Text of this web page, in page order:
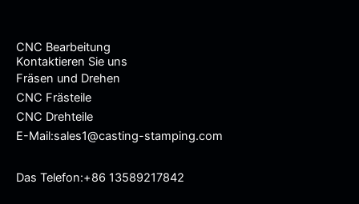
CNC Bearbeitung
Kontaktieren Sie uns
Fräsen und Drehen
CNC Frästeile
CNC Drehteile
E-Mail:sales1@casting-stamping.com
Das Telefon:+86 13589217842